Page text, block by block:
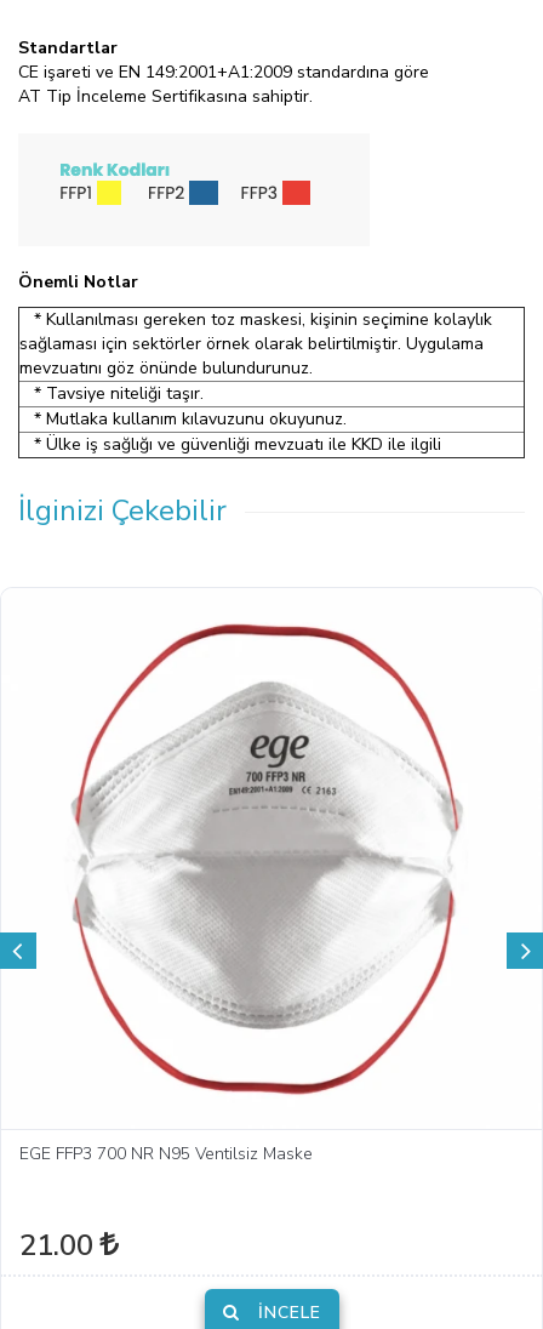
Standartlar
CE işareti ve EN 149:2001+A1:2009 standardına göre
AT Tip İnceleme Sertifikasına sahiptir.
Önemli Notlar
* Kullanılması gereken toz maskesi, kişinin seçimine kolaylık
sağlaması için sektörler örnek olarak belirtilmiştir. Uygulama
mevzuatını göz önünde bulundurunuz.
* Tavsiye niteliği taşır.
* Mutlaka kullanım kılavuzunu okuyunuz.
* Ülke iş sağlığı ve güvenliği mevzuatı ile KKD ile ilgili
İlginizi Çekebilir
EGE FFP3 700 NR N95 Ventilsiz Maske
21.00
İNCELE